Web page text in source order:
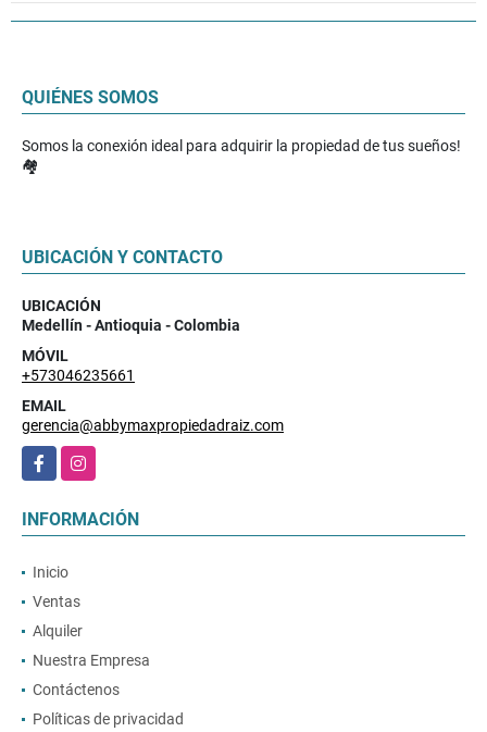
QUIÉNES SOMOS
Somos la conexión ideal para adquirir la propiedad de tus sueños!
🏘️
UBICACIÓN Y CONTACTO
UBICACIÓN
Medellín - Antioquia - Colombia
MÓVIL
+573046235661
EMAIL
gerencia@abbymaxpropiedadraiz.com
FacebookInstagram
INFORMACIÓN
Inicio
Ventas
Alquiler
Nuestra Empresa
Contáctenos
Políticas de privacidad